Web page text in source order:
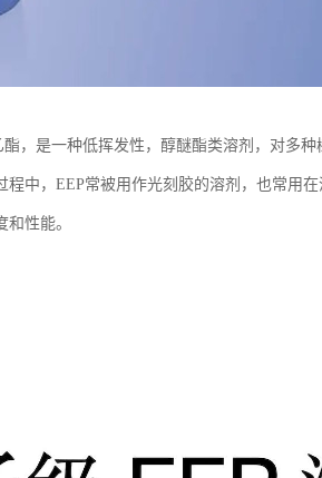
，是一种低挥发性，醇醚酯类溶剂，对多
中，EEP常被用作光刻胶的溶剂，也常用
性能。